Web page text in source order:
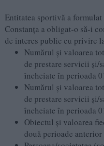
Entitatea sportivă a
Constanța a obligat-o să-i
de interes public cu privire
Numărul și valoarea
de prestare servicii și/
încheiate în perioada
Numărul și valoarea
de prestare servicii și/
încheiate în perioada
Obiectul și valoarea
două perioade